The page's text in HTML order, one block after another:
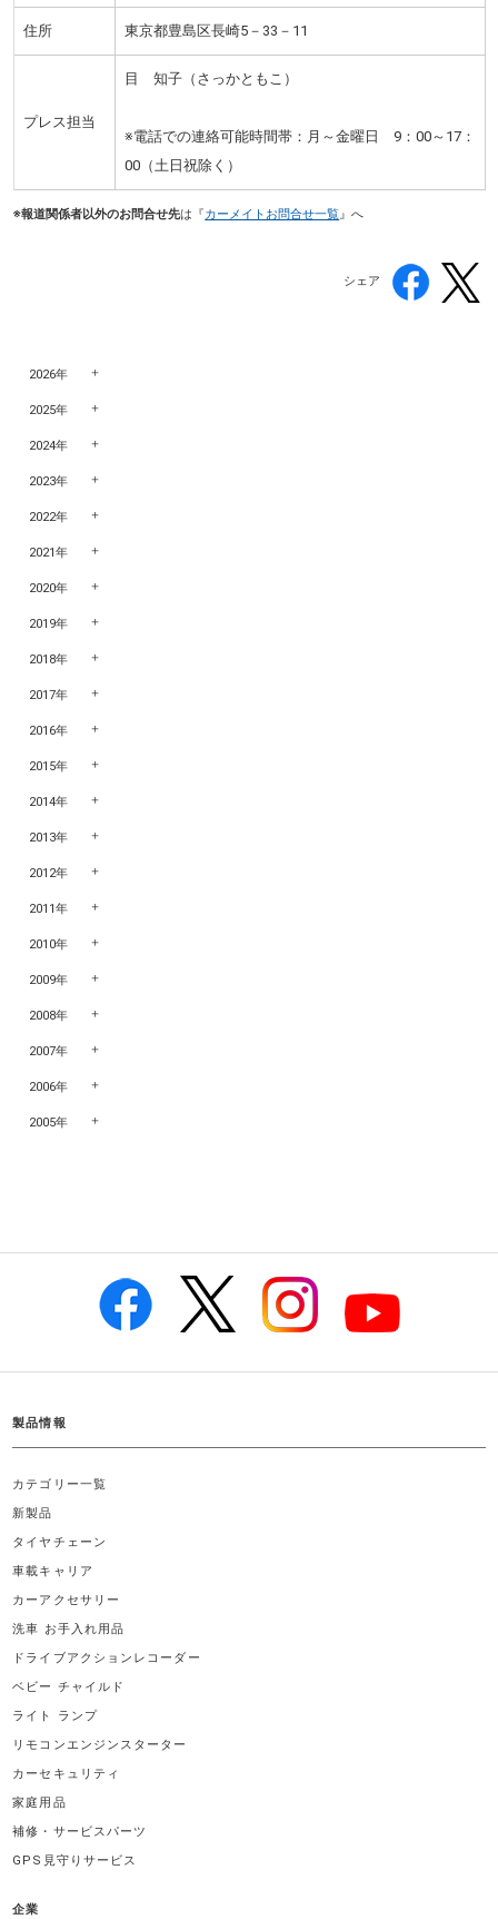
住所 東京都豊島区長崎5－33－11
プレス担当
目 知子（さっかともこ）
※電話での連絡可能時間帯：月～金曜日 9：00～17：
00（土日祝除く）
※報道関係者以外のお問合せ先は『カーメイトお問合せ一覧』へ
シェア
2026年
2025年
2024年
2023年
2022年
2021年
2020年
2019年
2018年
2017年
2016年
2015年
2014年
2013年
2012年
2011年
2010年
2009年
2008年
2007年
2006年
2005年
製品情報
カテゴリー一覧
新製品
タイヤチェーン
車載キャリア
カーアクセサリー
洗車 お手入れ用品
ドライブアクションレコーダー
ベビー チャイルド
ライト ランプ
リモコンエンジンスターター
カーセキュリティ
家庭用品
補修・サービスパーツ
GPS見守りサービス
企業